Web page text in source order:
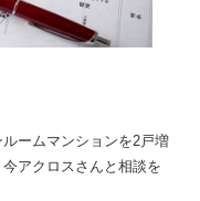
ームマンションを2戸増
アクロスさんと相談を